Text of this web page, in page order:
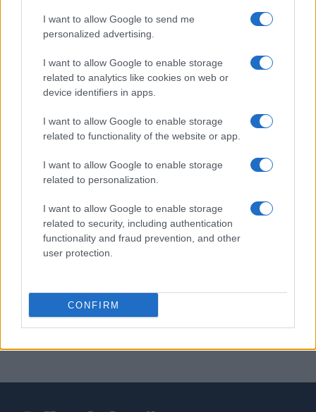
I want to allow Google to send me
personalized advertising.
I want to allow Google to enable storage
related to analytics like cookies on web or
device identifiers in apps.
I want to allow Google to enable storage
related to functionality of the website or app.
I want to allow Google to enable storage
related to personalization.
I want to allow Google to enable storage
related to security, including authentication
functionality and fraud prevention, and other
user protection.
CONFIRM
Mikey Moore in prestito al FC Köln: la nuova avventura del
Ilaria Mauri · 5 Ago 2026
PIÙ LETTI
Davide Cacace elogia Mattia Esposito: il futuro del calcio
Mikey Moore in prestito al FC Köln: la nuova avventura del
giovane inglese
5
Inter, trattativa per Romero: cifre, dichiarazioni e scenari